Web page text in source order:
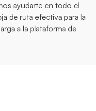
ayudarte en todo el
de ruta efectiva para la
a la plataforma de